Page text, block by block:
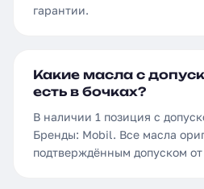
гарантии.
Какие масла с
есть в бочках?
В наличии 1 позиция с
Бренды: Mobil. Все масла
подтверждённым допуском